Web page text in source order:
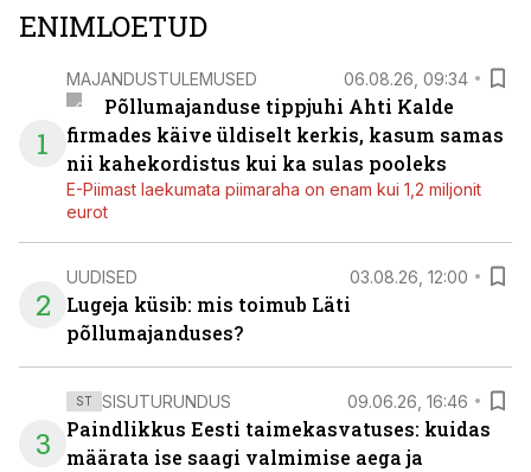
ENIMLOETUD
1
MAJANDUSTULEMUSED 06.08.26, 09:34
Põllumajanduse tippjuhi Ahti Kalde
firmades käive üldiselt kerkis, kasum samas
nii kahekordistus kui ka sulas pooleks
E-Piimast laekumata piimaraha on enam kui 1,2 miljonit
eurot
2
UUDISED 03.08.26, 12:00
Lugeja küsib: mis toimub Läti
põllumajanduses?
3
ST SISUTURUNDUS 09.06.26, 16:46
Paindlikkus Eesti taimekasvatuses: kuidas
määrata ise saagi valmimise aega ja